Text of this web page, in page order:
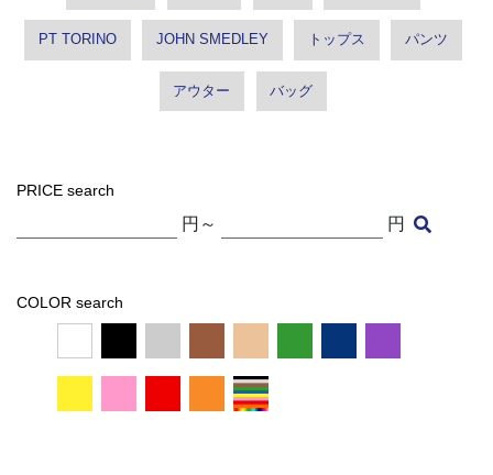
PT TORINO JOHN SMEDLEY トップス パンツ
アウター バッグ
PRICE search
円～ 円
COLOR search